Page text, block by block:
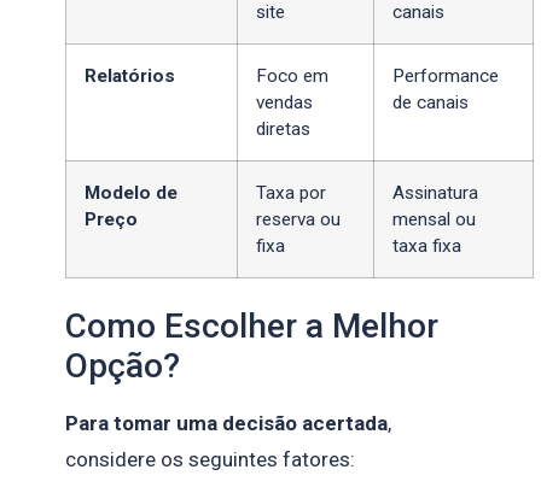
site
canais
Relatórios
Foco em
vendas
diretas
Performance
de canais
Modelo de
Preço
Taxa por
reserva ou
fixa
Assinatura
mensal ou
taxa fixa
Como Escolher a Melhor
Opção?
Para tomar uma decisão acertada,
considere os seguintes fatores: